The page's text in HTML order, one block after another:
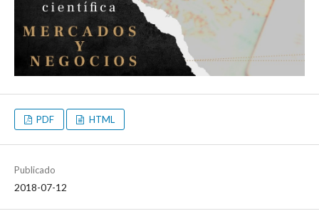
PDF HTML
Publicado
2018-07-12